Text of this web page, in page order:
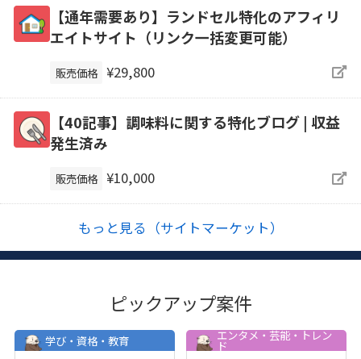
【通年需要あり】ランドセル特化のアフィリ
エイトサイト（リンク一括変更可能）
販売価格 ¥29,800
【40記事】調味料に関する特化ブログ | 収益
発生済み
販売価格 ¥10,000
もっと見る（サイトマーケット）
ピックアップ案件
学び・資格・教育
エンタメ・芸能・トレン
ド